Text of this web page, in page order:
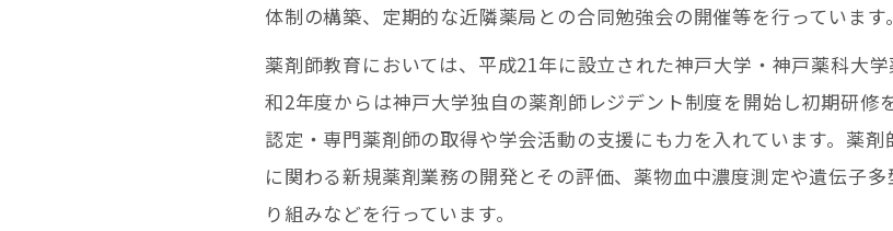
体制の構築、定期的な近隣薬局との合同勉強会の開催等を行っています。
薬剤師教育においては、平成21年に設立された神戸大学・神戸薬科大
和2年度からは神戸大学独自の薬剤師レジデント制度を開始し初期研修
認定・専門薬剤師の取得や学会活動の支援にも力を入れています。薬
に関わる新規薬剤業務の開発とその評価、薬物血中濃度測定や遺伝子
り組みなどを行っています。